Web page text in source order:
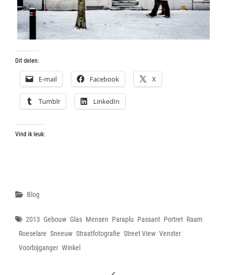
Dit delen:
E-mail Facebook X
Tumblr LinkedIn
Vind ik leuk:
Categories
Blog
Tags
2013 Gebouw Glas Mensen Paraplu Passant Portret Raam
Roeselare Sneeuw Straatfotografie Street View Venster
Voorbijganger Winkel